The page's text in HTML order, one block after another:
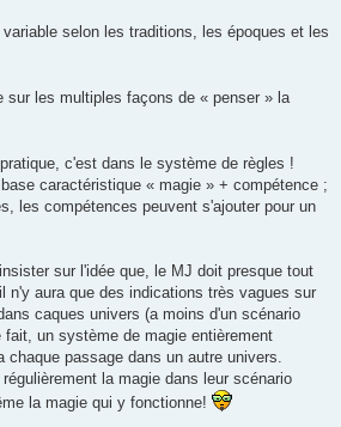
selon les traditions, les époques et les
sur les multiples façons de « penser » la
c'est dans le système de règles !
caractéristique « magie » + compétence ;
les compétences peuvent s'ajouter pour un
sur l'idée que, le MJ doit presque tout
n'y aura que des indications très vagues sur
caques univers (a moins d'un scénario
un système de magie entièrement
chaque passage dans un autre univers.
la magie dans leur scénario
la magie qui y fonctionne!